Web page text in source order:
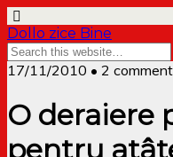
Dollo zice Bine
17/11/2010 • 2
O deraiere
pentru